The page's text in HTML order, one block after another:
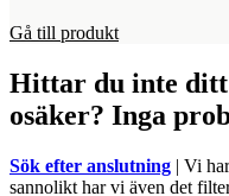
priset
var:
399 kr.
är:
360
Gå till produkt
Hittar du inte
osäker? Inga
Sök efter anslutning | Vi
sannolikt har vi även det